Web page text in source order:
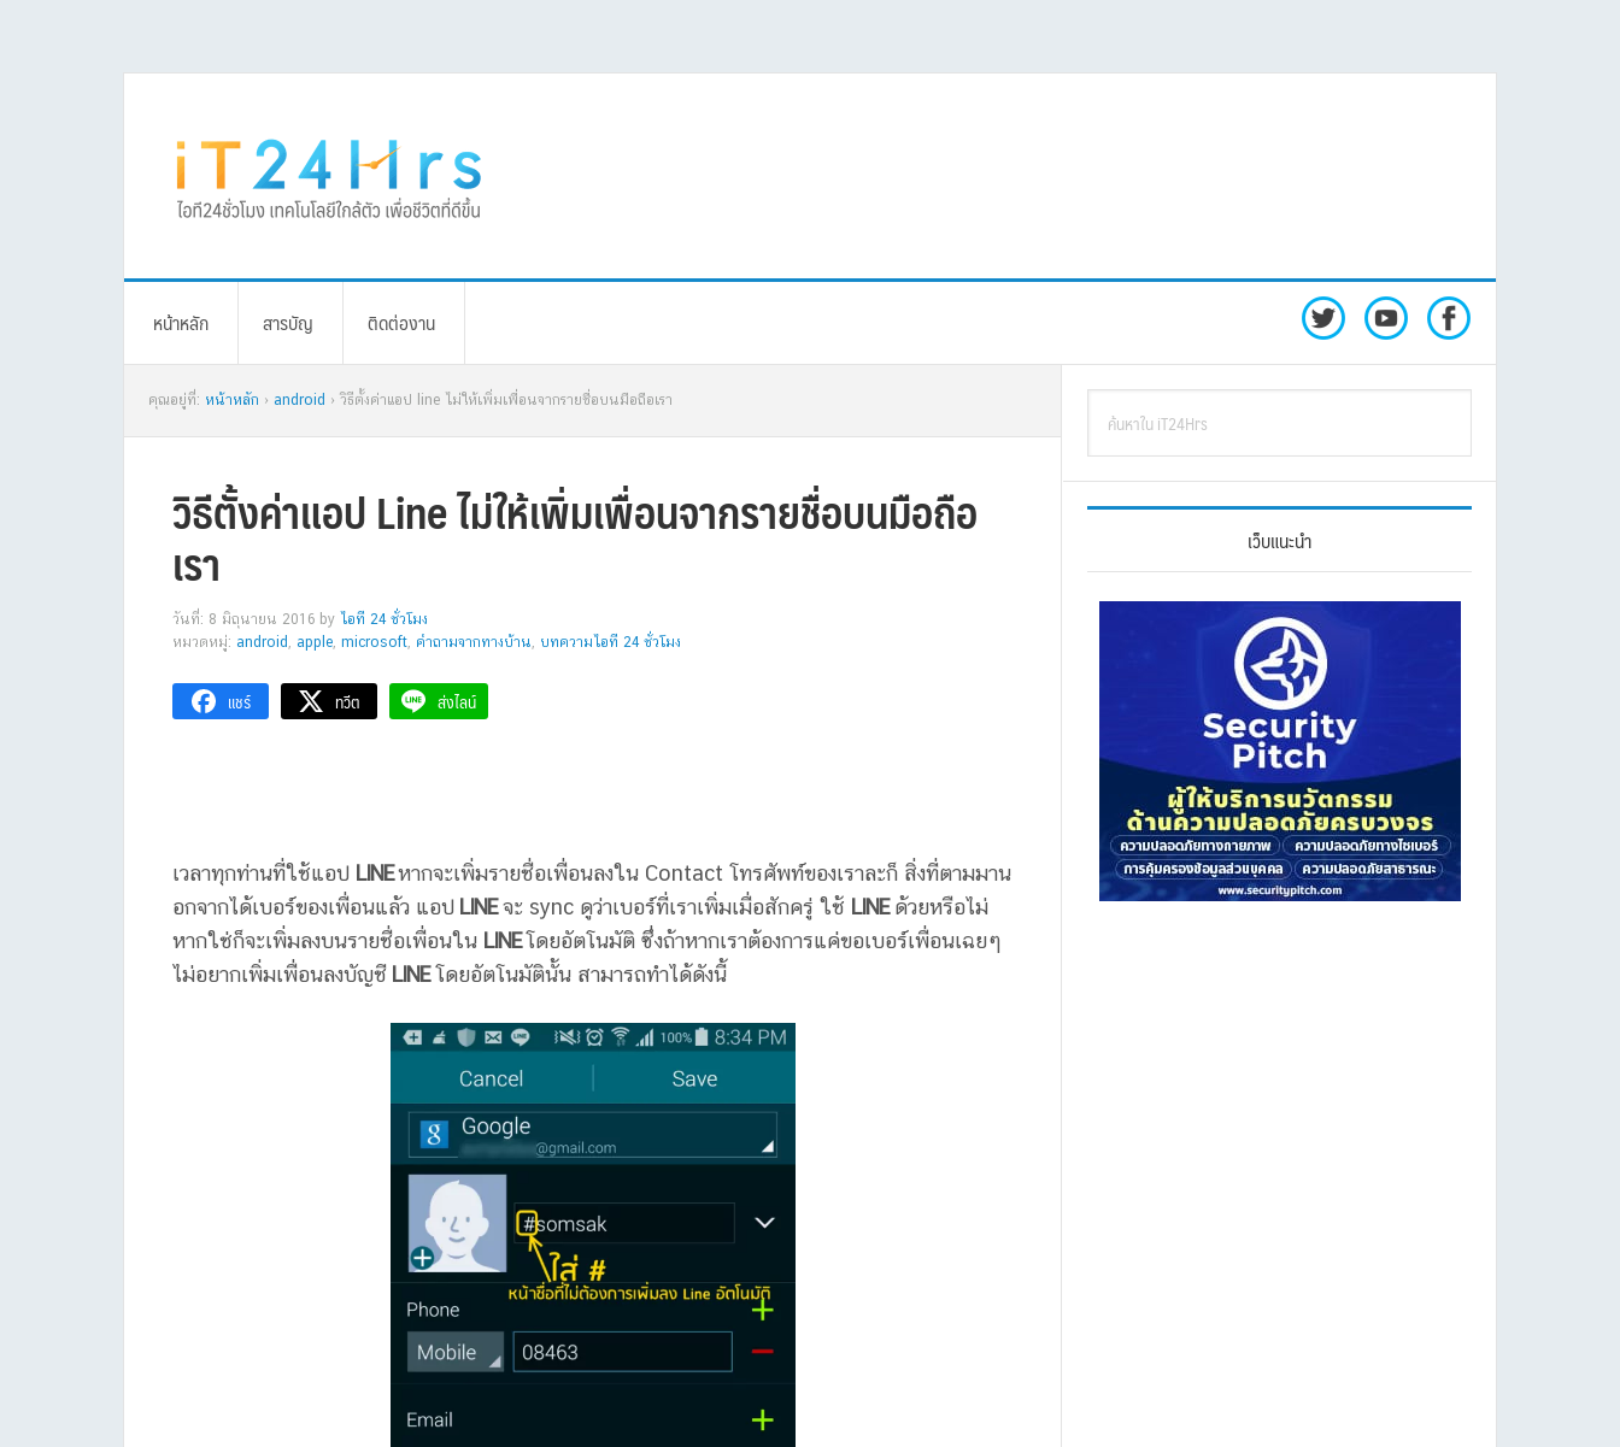
หน้าหลัก สารบัญ ติดต่องาน
คุณอยู่ที่: หน้าหลัก › android › วิธีตั้งค่าแอป line ไม่ให้เพิ่มเพื่อนจากรายชื่อบนมือถือเรา
วิธีตั้งค่าแอป Line ไม่ให้เพิ่มเพื่อนจากรายชื่อบนมือถือ
เรา
วันที่: 8 มิถุนายน 2016 by ไอที 24 ชั่วโมง
หมวดหมู่: android , apple, microsoft, คำถามจากทางบ้าน, บทความไอที 24 ชั่วโมง
แชร์ ทวีต ส่งไลน์
เวลาทุกท่านที่ใช้แอป LINEหากจะเพิ่มรายชื่อเพื่อนลงใน Contact โทรศัพท์ของเราละก็ สิ่งที่ตามมาน
อกจากได้เบอร์ของเพื่อนแล้ว แอป LINEจะ sync ดูว่าเบอร์ที่เราเพิ่มเมื่อสักครู่ ใช้ LINEด้วยหรือไม่
หากใช่ก็จะเพิ่มลงบนรายชื่อเพื่อนใน LINEโดยอัตโนมัติ ซึ่งถ้าหากเราต้องการแค่ขอเบอร์เพื่อนเฉยๆ
ไม่อยากเพิ่มเพื่อนลงบัญชี LINEโดยอัตโนมัตินั้น สามารถทำได้ดังนี้
Primary
Sidebar
iT24Hrs
เว็บแนะนำ